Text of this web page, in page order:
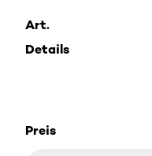
Art.
Details
Preis